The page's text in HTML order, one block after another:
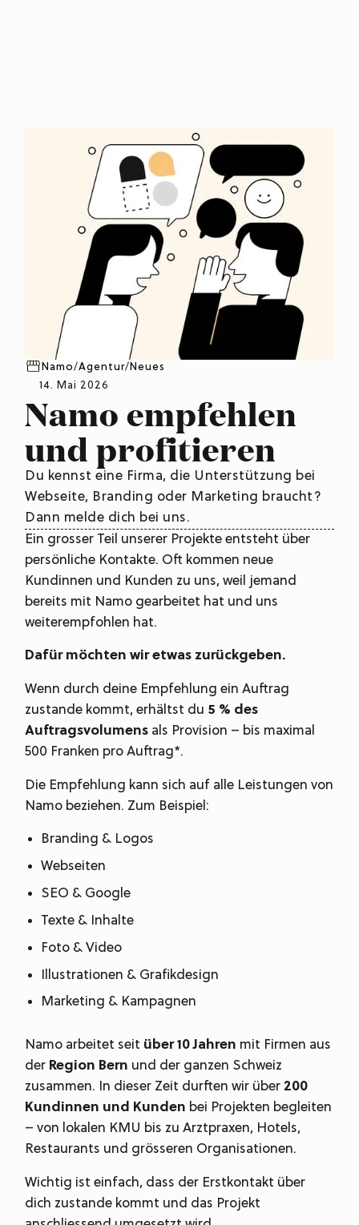
Namo/Agentur/ Neues
14. Mai 2026
Namo empfehlen
und profitieren
Du kennst eine Firma, die Unterstützung bei
Webseite, Branding oder Marketing braucht?
Dann melde dich bei uns.
Ein grosser Teil unserer Projekte entsteht über
persönliche Kontakte. Oft kommen neue
Kundinnen und Kunden zu uns, weil jemand
bereits mit Namo gearbeitet hat und uns
weiterempfohlen hat.
Dafür möchten wir etwas zurückgeben.
Wenn durch deine Empfehlung ein Auftrag
zustande kommt, erhältst du 5 % des
Auftragsvolumens als Provision – bis maximal
500 Franken pro Auftrag*.
Die Empfehlung kann sich auf alle Leistungen von
Namo beziehen. Zum Beispiel:
Branding & Logos
Webseiten
SEO & Google
Texte & Inhalte
Foto & Video
Illustrationen & Grafikdesign
Marketing & Kampagnen
Namo arbeitet seit über 10 Jahren mit Firmen aus
der Region Bern und der ganzen Schweiz
zusammen. In dieser Zeit durften wir über 200
Kundinnen und Kunden bei Projekten begleiten
– von lokalen KMU bis zu Arztpraxen, Hotels,
Restaurants und grösseren Organisationen.
Wichtig ist einfach, dass der Erstkontakt über
dich zustande kommt und das Projekt